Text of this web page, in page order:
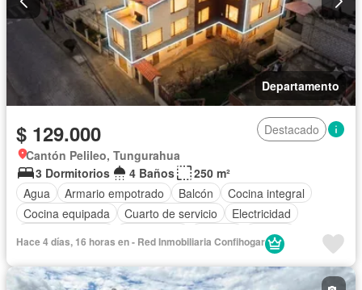
Departamento
$ 129.000
Destacado
Cantón Pelileo, Tungurahua
3 Dormitorios
4 Baños
250 m²
Agua
Armario empotrado Balcón
Cocina integral
Cocina equipada
Cuarto de servicio
Electricidad
Jacuzzi
Hace 4 días, 16 horas en - Red Inmobiliaria Confihogar